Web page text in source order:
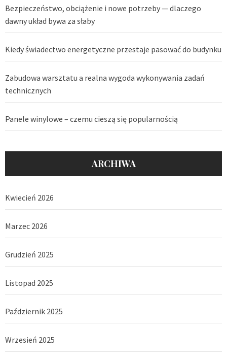
Bezpieczeństwo, obciążenie i nowe potrzeby — dlaczego
dawny układ bywa za słaby
Kiedy świadectwo energetyczne przestaje pasować do budynku
Zabudowa warsztatu a realna wygoda wykonywania zadań
technicznych
Panele winylowe – czemu cieszą się popularnością
ARCHIWA
Kwiecień 2026
Marzec 2026
Grudzień 2025
Listopad 2025
Październik 2025
Wrzesień 2025